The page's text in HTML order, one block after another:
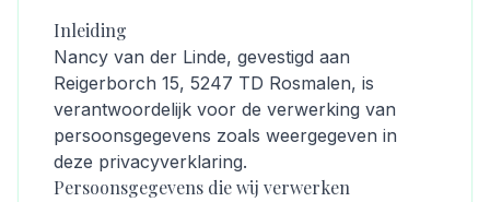
Inleiding
Nancy van der Linde, gevestigd aan
Reigerborch 15, 5247 TD Rosmalen, is
verantwoordelijk voor de verwerking van
persoonsgegevens zoals weergegeven in
deze privacyverklaring.
Persoonsgegevens die wij verwerken